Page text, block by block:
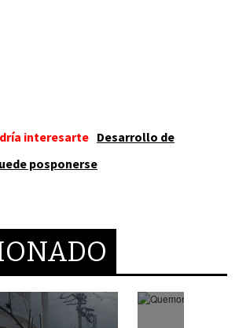
interesarte Desarrollo de
posponerse